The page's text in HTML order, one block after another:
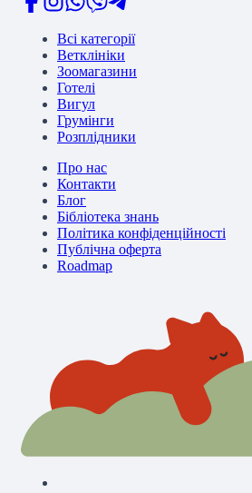
Всі категорії
Ветклініки
Зоомагазини
Готелі
Вигул
Грумінги
Розплідники
Про нас
Контакти
Блог
Бібліотека знань
Політика конфіденційності
Публічна оферта
Roadmap